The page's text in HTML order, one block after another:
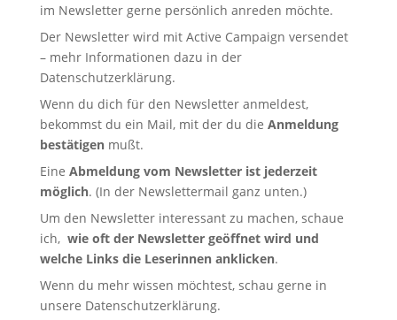
im Newsletter gerne persönlich anreden möchte.
Der Newsletter wird mit Active Campaign versendet
– mehr Informationen dazu in der
Datenschutzerklärung.
Wenn du dich für den Newsletter anmeldest,
bekommst du ein Mail, mit der du die Anmeldung
bestätigenmußt.
Eine Abmeldung vom Newsletter ist jederzeit
möglich. (In der Newslettermail ganz unten.)
Um den Newsletter interessant zu machen, schaue
ich, wie oft der Newsletter geöffnet wird und
welche Links die Leserinnen anklicken.
Wenn du mehr wissen möchtest, schau gerne in
unsere Datenschutzerklärung.